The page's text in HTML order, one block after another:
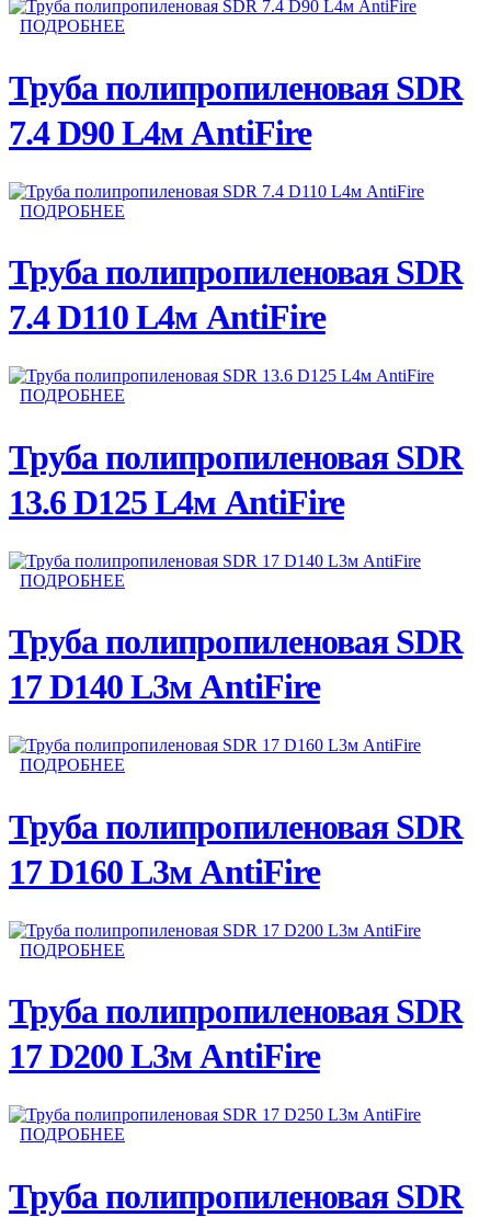
ПОДРОБНЕЕ
Труба полипропиленовая SDR
7.4 D90 L4м AntiFire
ПОДРОБНЕЕ
Труба полипропиленовая SDR
7.4 D110 L4м AntiFire
ПОДРОБНЕЕ
Труба полипропиленовая SDR
13.6 D125 L4м AntiFire
ПОДРОБНЕЕ
Труба полипропиленовая SDR
17 D140 L3м AntiFire
ПОДРОБНЕЕ
Труба полипропиленовая SDR
17 D160 L3м AntiFire
ПОДРОБНЕЕ
Труба полипропиленовая SDR
17 D200 L3м AntiFire
ПОДРОБНЕЕ
Труба полипропиленовая SDR